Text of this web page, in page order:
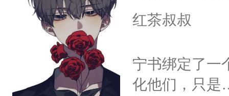
红茶叔叔
宁书绑定了一
化他们，只是